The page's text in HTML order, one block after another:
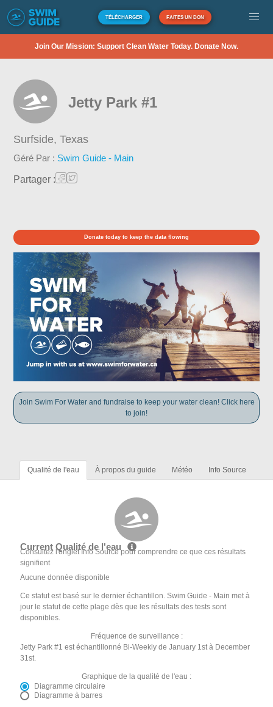
TÉLÉCHARGER FAITES UN DON
Join Our Mission: Support Clean Water Today. Donate Now.
Jetty Park #1
Surfside,Texas
Géré Par : Swim Guide - Main
Partager :
Donate today to keep the data flowing
Join Swim For Water and fundraise to keep your water clean! Click here
to join!
Qualité de l'eau À propos du guide Météo Info Source
Current Qualité de l'eau
Consultez l'onglet Info Source pour comprendre ce que ces résultats
signifient
Aucune donnée disponible
Ce statut est basé sur le dernier échantillon. Swim Guide - Main met à
jour le statut de cette plage dès que les résultats des tests sont
disponibles.
Fréquence de surveillance :
Jetty Park #1 est échantillonné Bi-Weekly de January 1st à December
31st.
Graphique de la qualité de l'eau :
Diagramme circulaire
Diagramme à barres